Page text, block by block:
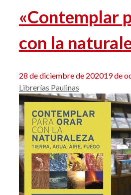
«Contemplar
con la
28 de diciembre de 202019 de
Librerías Paulinas